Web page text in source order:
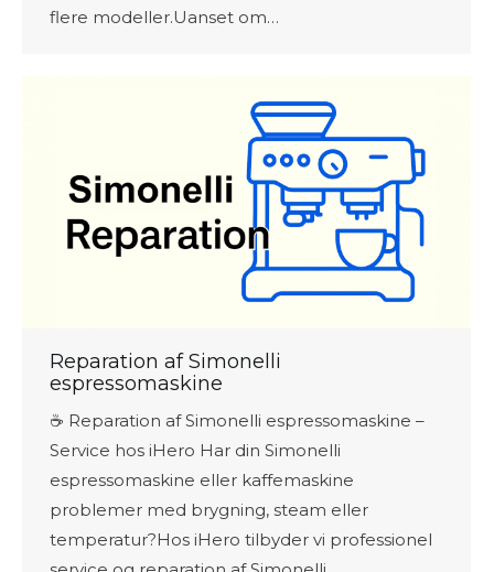
flere modeller.Uanset om…
Reparation af Simonelli
espressomaskine
☕ Reparation af Simonelli espressomaskine –
Service hos iHero Har din Simonelli
espressomaskine eller kaffemaskine
problemer med brygning, steam eller
temperatur?Hos iHero tilbyder vi professionel